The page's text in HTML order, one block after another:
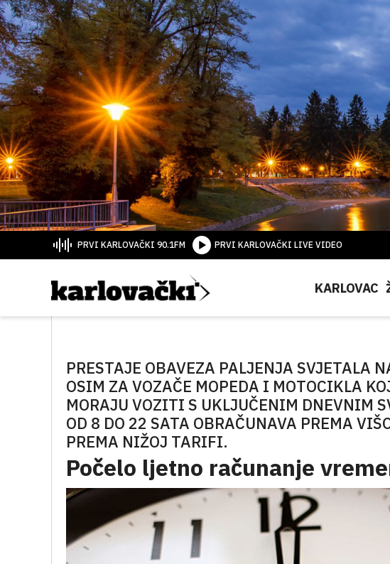
PRVI KARLOVAČKI 90.1FM PRVI KARLOVAČKI LIVE VIDEO
KARLOVAC
PRESTAJE OBAVEZA PALJENJA SVJETALA
OSIM ZA VOZAČE MOPEDA I MOTOCIKLA
MORAJU VOZITI S UKLJUČENIM DNEVNIM
OD 8 DO 22 SATA OBRAČUNAVA PREMA
PREMA NIŽOJ TARIFI.
Počelo ljetno računanje